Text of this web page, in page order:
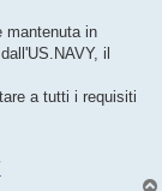
mantenuta in
il
a tutti i requisiti